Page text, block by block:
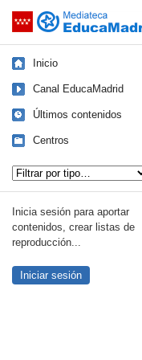
Saltar navegación
Inicio
Canal EducaMadrid
Últimos contenidos
Centros
Inicia sesión para aportar
contenidos, crear listas de
reproducción...
Iniciar sesión